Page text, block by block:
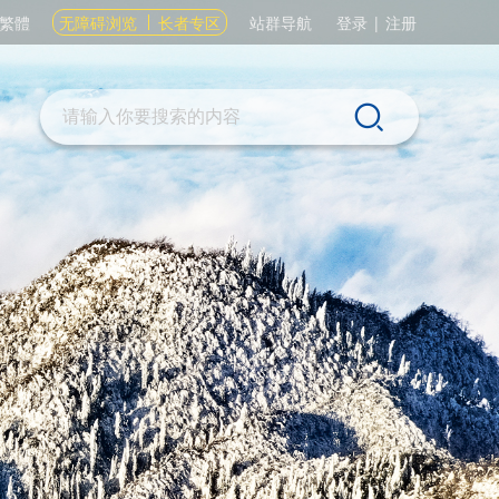
繁體 无障碍浏览 长者专区 站群导航 登录 | 注册